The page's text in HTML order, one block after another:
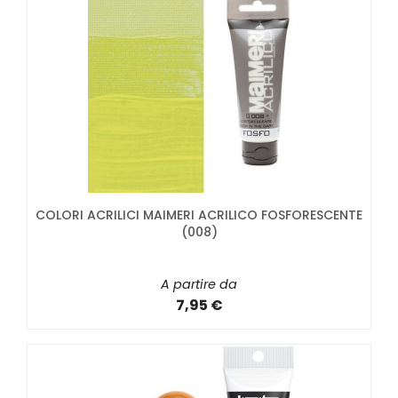
COLORI ACRILICI MAIMERI ACRILICO FOSFORESCENTE
(008)
A partire da
7,95 €